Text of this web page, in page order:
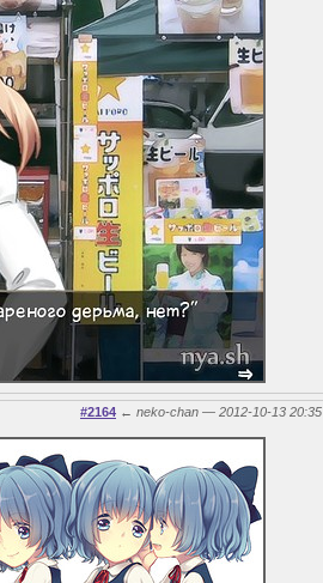
#2164 ← neko-chan — 2012-10-13 20:35